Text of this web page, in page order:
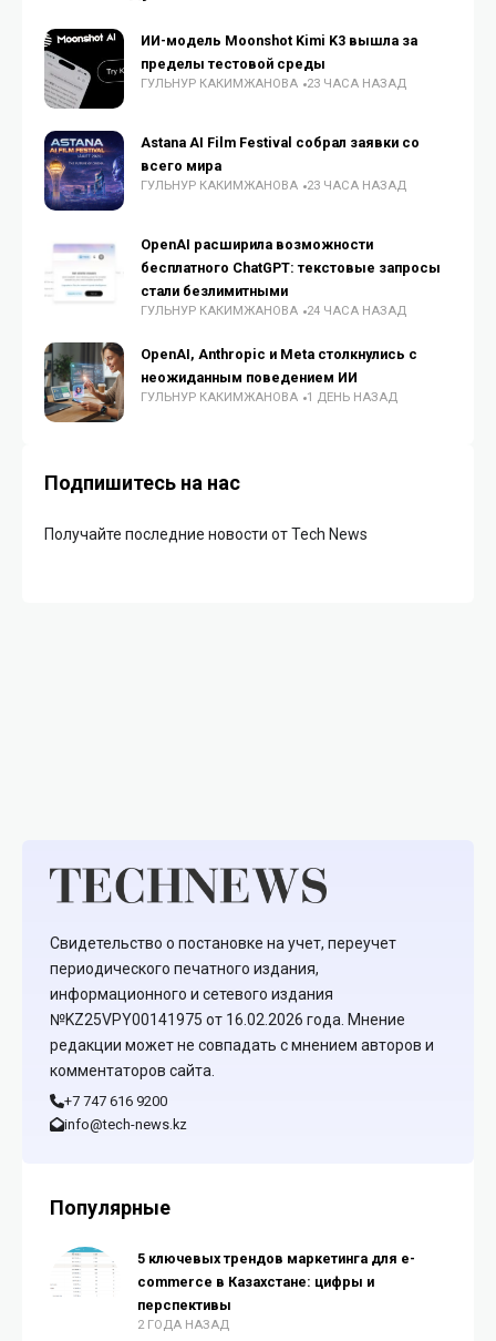
ИИ-модель Moonshot Kimi K3 вышла за
пределы тестовой среды
ГУЛЬНУР КАКИМЖАНОВА 23 ЧАСА НАЗАД
Astana AI Film Festival собрал заявки со
всего мира
ГУЛЬНУР КАКИМЖАНОВА 23 ЧАСА НАЗАД
OpenAI расширила возможности
бесплатного ChatGPT: текстовые запросы
стали безлимитными
ГУЛЬНУР КАКИМЖАНОВА 24 ЧАСА НАЗАД
OpenAI, Anthropic и Meta столкнулись с
неожиданным поведением ИИ
ГУЛЬНУР КАКИМЖАНОВА 1 ДЕНЬ НАЗАД
Подпишитесь на нас
Получайте последние новости от Tech News
Свидетельство о постановке на учет, переучет
периодического печатного издания,
информационного и сетевого издания
№KZ25VPY00141975 от 16.02.2026 года. Мнение
редакции может не совпадать с мнением авторов и
комментаторов сайта.
+7 747 616 9200
info@tech-news.kz
Популярные
5 ключевых трендов маркетинга для e-
commerce в Казахстане: цифры и
перспективы
2 ГОДА НАЗАД